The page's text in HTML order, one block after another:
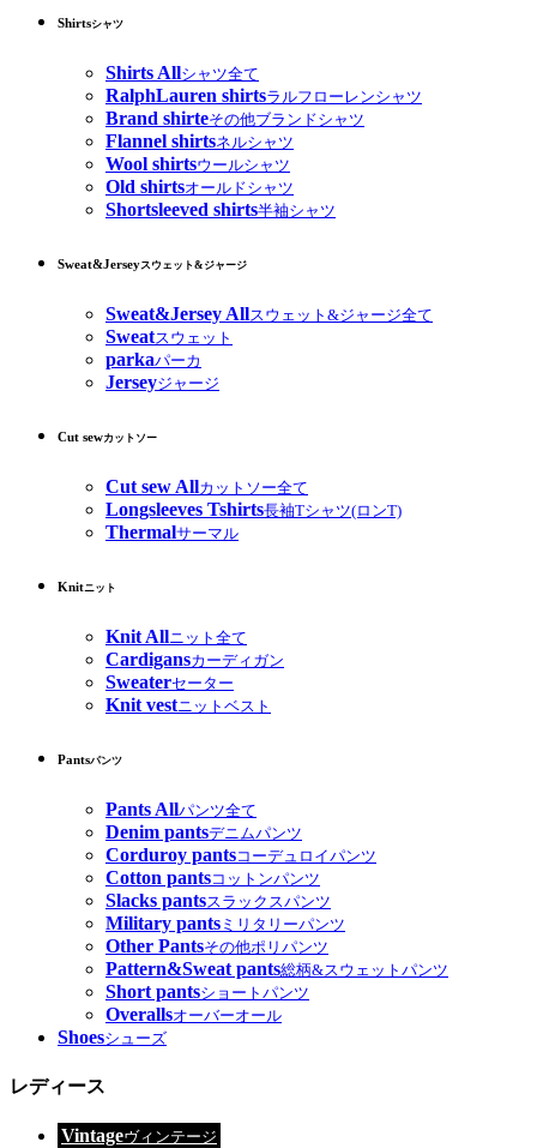
Shirtsシャツ
Shirts Allシャツ全て
RalphLauren shirtsラルフローレンシャツ
Brand shirteその他ブランドシャツ
Flannel shirtsネルシャツ
Wool shirtsウールシャツ
Old shirtsオールドシャツ
Shortsleeved shirts半袖シャツ
Sweat&Jerseyスウェット&ジャージ
Sweat&Jersey Allスウェット&ジャージ全て
Sweatスウェット
parkaパーカ
Jerseyジャージ
Cut sewカットソー
Cut sew Allカットソー全て
Longsleeves Tshirts長袖Tシャツ(ロンT)
Thermalサーマル
Knitニット
Knit Allニット全て
Cardigansカーディガン
Sweaterセーター
Knit vestニットベスト
Pantsパンツ
Pants Allパンツ全て
Denim pantsデニムパンツ
Corduroy pantsコーデュロイパンツ
Cotton pantsコットンパンツ
Slacks pantsスラックスパンツ
Military pants ミリタリーパンツ
Other Pantsその他ポリパンツ
Pattern&Sweat pants総柄&スウェットパンツ
Short pantsショートパンツ
Overallsオーバーオール
Shoesシューズ
レディース
Vintageヴィンテージ